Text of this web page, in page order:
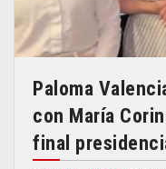
Paloma
con María
final